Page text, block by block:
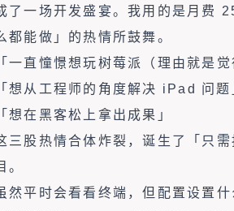
了一场开发盛宴。我用的是月费
都能做」的热情所鼓舞。
「一直憧憬想玩树莓派（理由就是觉
「想从工程师的角度解决 iPad 问题
「想在黑客松上拿出成果」
三股热情合体炸裂，诞生了「只
。
然平时会看看终端，但配置设置什